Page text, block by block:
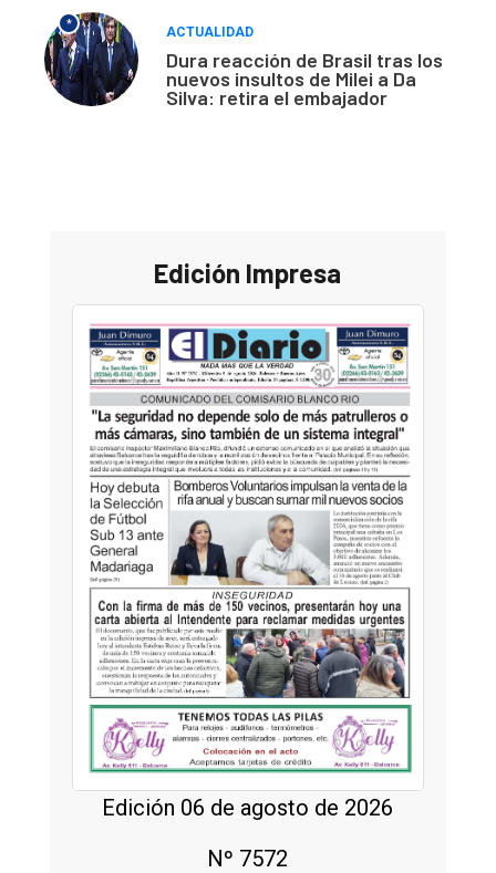
*
ACTUALIDAD
Dura reacción de Brasil tras los
nuevos insultos de Milei a Da
Silva: retira el embajador
Edición Impresa
Edición 06 de agosto de 2026
Nº 7572